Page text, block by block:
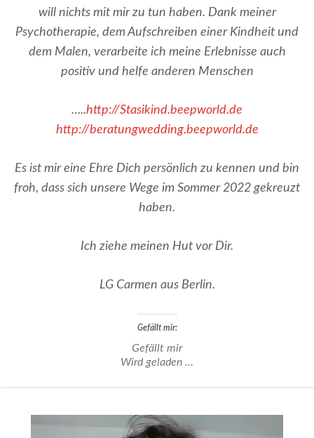
will nichts mit mir zu tun haben. Dank meiner
Psychotherapie, dem Aufschreiben einer Kindheit und
dem Malen, verarbeite ich meine Erlebnisse auch
positiv und helfe anderen Menschen
…..http://Stasikind.beepworld.de
http://beratungwedding.beepworld.de
Es ist mir eine Ehre Dich persönlich zu kennen und bin
froh, dass sich unsere Wege im Sommer 2022 gekreuzt
haben.
Ich ziehe meinen Hut vor Dir.
LG Carmen aus Berlin.
Gefällt mir:
Gefällt mir
Wird geladen …